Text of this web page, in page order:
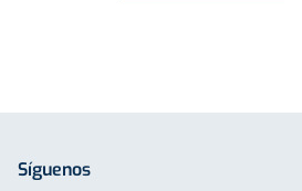
Síguenos